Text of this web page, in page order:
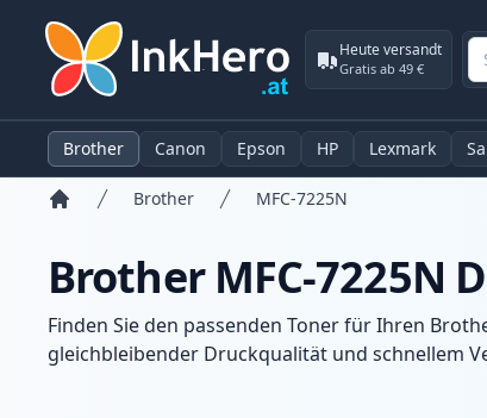
Heute versandt
Gratis ab 49 €
Brother Canon Epson HP Lexmark
Brother MFC-7225N
Brother MFC-7225N
Finden Sie den passenden Toner für Ihren
gleichbleibender Druckqualität und schnellem